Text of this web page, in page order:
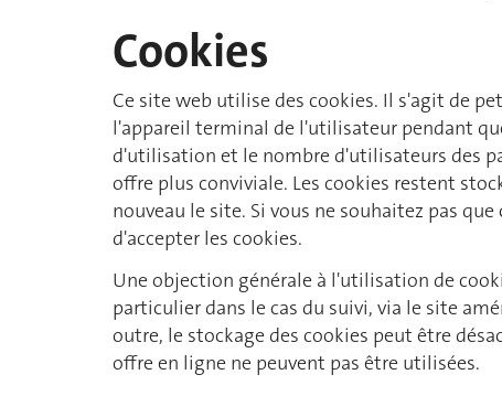
Cookies
Ce site web utilise des cookies. Il s'agit de
l'appareil terminal de l'utilisateur pendant
d'utilisation et le nombre d'utilisateurs des
offre plus conviviale. Les cookies restent
nouveau le site. Si vous ne souhaitez pas
d'accepter les cookies.
Une objection générale à l'utilisation de
particulier dans le cas du suivi, via le site
outre, le stockage des cookies peut être
offre en ligne ne peuvent pas être utilisées.